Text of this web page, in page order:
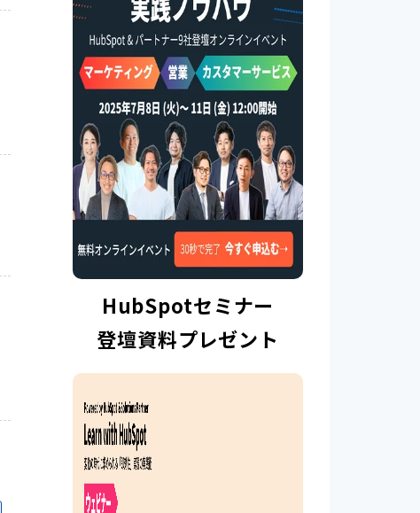
HubSpotセミナー
登壇資料プレゼント